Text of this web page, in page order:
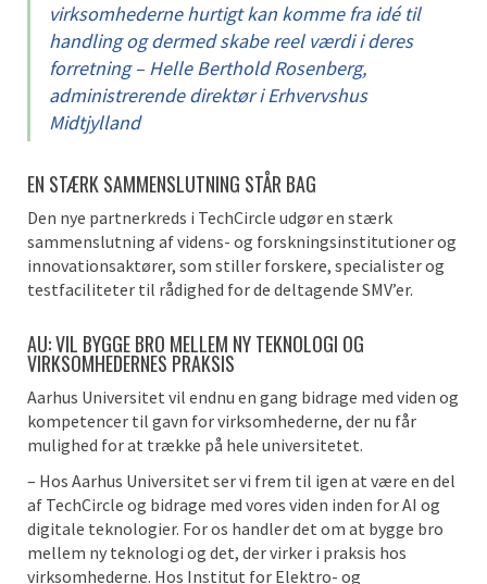
virksomhederne hurtigt kan komme fra idé til
handling og dermed skabe reel værdi i deres
forretning – Helle Berthold Rosenberg,
administrerende direktør i Erhvervshus
Midtjylland
EN STÆRK SAMMENSLUTNING STÅR BAG
Den nye partnerkreds i TechCircle udgør en stærk
sammenslutning af videns- og forskningsinstitutioner og
innovationsaktører, som stiller forskere, specialister og
testfaciliteter til rådighed for de deltagende SMV’er.
AU: VIL BYGGE BRO MELLEM NY TEKNOLOGI OG
VIRKSOMHEDERNES PRAKSIS
Aarhus Universitet vil endnu en gang bidrage med viden og
kompetencer til gavn for virksomhederne, der nu får
mulighed for at trække på hele universitetet.
– Hos Aarhus Universitet ser vi frem til igen at være en del
af TechCircle og bidrage med vores viden inden for AI og
digitale teknologier. For os handler det om at bygge bro
mellem ny teknologi og det, der virker i praksis hos
virksomhederne. Hos Institut for Elektro- og